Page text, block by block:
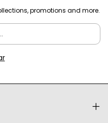
promotions and more.